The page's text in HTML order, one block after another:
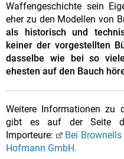
Waffengeschichte sein
eher zu den Modellen von
als historisch und
keiner der vorgestellten
dasselbe wie bei so
ehesten auf den Bauch
Weitere Informationen zu
gibt es auf der Seite
Importeure:
Bei
Hofmann GmbH.